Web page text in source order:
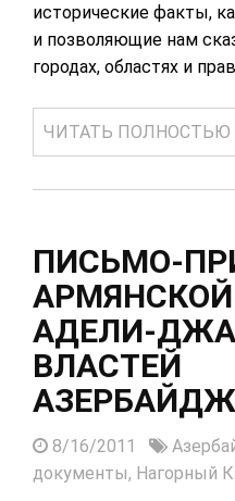
исторические факты,
и позволяющие нам
городах, областях и
ЧИТАТЬ ПОЛНОСТЬЮ
ПИСЬМО-
АДЕЛИ-
ВЛАСТЕЙ
8/16/2011
документы, Нагорный